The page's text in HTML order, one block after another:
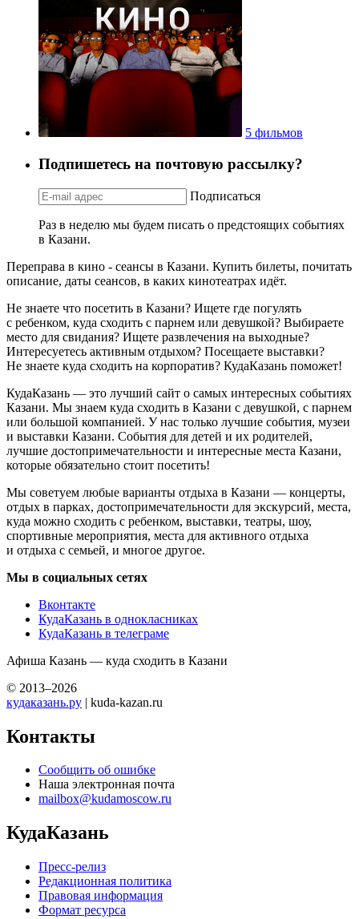
5 фильмов
Подпишетесь на почтовую рассылку?
Подписаться
Раз в неделю мы будем писать о предстоящих событиях
в Казани.
Переправа в кино - сеансы в Казани. Купить билеты, почитать
описание, даты сеансов, в каких кинотеатрах идёт.
Не знаете что посетить в Казани? Ищете где погулять
с ребенком, куда сходить с парнем или девушкой? Выбираете
место для свидания? Ищете развлечения на выходные?
Интересуетесь активным отдыхом? Посещаете выставки?
Не знаете куда сходить на корпоратив? КудаКазань поможет!
КудаКазань — это лучший сайт о самых интересных событиях
Казани. Мы знаем куда сходить в Казани с девушкой, с парнем
или большой компанией. У нас только лучшие события, музеи
и выставки Казани. События для детей и их родителей,
лучшие достопримечательности и интересные места Казани,
которые обязательно стоит посетить!
Мы советуем любые варианты отдыха в Казани — концерты,
отдых в парках, достопримечательности для экскурсий, места,
куда можно сходить с ребенком, выставки, театры, шоу,
спортивные мероприятия, места для активного отдыха
и отдыха с семьей, и многое другое.
Мы в социальных сетях
Вконтакте
КудаКазань в однокласниках
КудаКазань в телеграме
Афиша Казань — куда сходить в Казани
© 2013–2026
кудаказань.ру | kuda-kazan.ru
Контакты
Сообщить об ошибке
Наша электронная почта
mailbox@kudamoscow.ru
КудаКазань
Пресс-релиз
Редакционная политика
Правовая информация
Формат ресурса